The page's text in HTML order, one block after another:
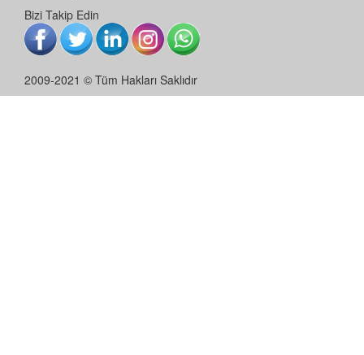
Bizi Takip Edin
2009-2021 © Tüm Hakları Saklıdır